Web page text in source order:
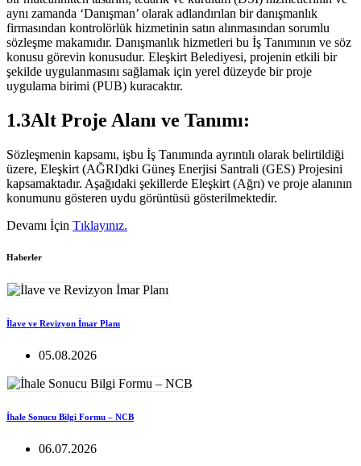
aynı zamanda ‘Danışman’ olarak adlandırılan bir danışmanlık
firmasından kontrolörlük hizmetinin satın alınmasından sorumlu
sözleşme makamıdır. Danışmanlık hizmetleri bu İş Tanımının ve söz
konusu görevin konusudur. Eleşkirt Belediyesi, projenin etkili bir
şekilde uygulanmasını sağlamak için yerel düzeyde bir proje
uygulama birimi (PUB) kuracaktır.
1.3Alt Proje Alanı ve Tanımı:
Sözleşmenin kapsamı, işbu İş Tanımında ayrıntılı olarak belirtildiği
üzere, Eleşkirt (AĞRI)dki Güneş Enerjisi Santrali (GES) Projesini
kapsamaktadır. Aşağıdaki şekillerde Eleşkirt (Ağrı) ve proje alanının
konumunu gösteren uydu görüntüsü gösterilmektedir.
Devamı İçin Tıklayınız.
Haberler
İlave ve Revizyon İmar Planı
05.08.2026
İhale Sonucu Bilgi Formu – NCB
06.07.2026